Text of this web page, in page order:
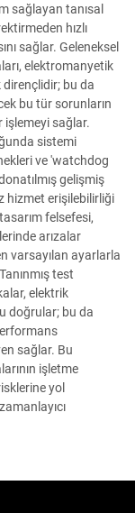
sağlayan tanısal
hızlı
sağlar. Geleneksel
elektromanyetik
bu da
bu tür sorunların
işlemeyi sağlar.
sistemi
ve 'watchdog
gelişmiş
hizmet erişilebilirliği
felsefesi,
arızalar
varsayılan ayarlarla
test
elektrik
doğrular; bu da
sağlar. Bu
işletme
yol